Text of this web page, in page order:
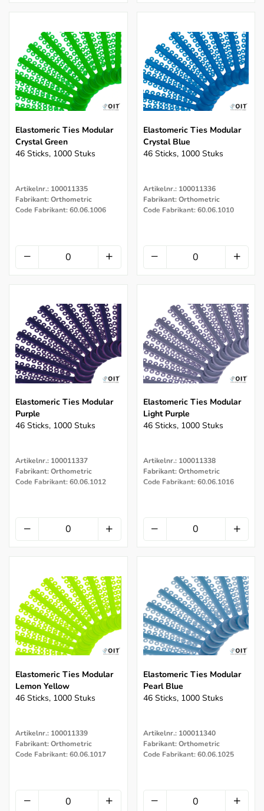
Elastomeric Ties Modular
Crystal Green
46 Sticks, 1000 Stuks
Artikelnr.: 100011335
Fabrikant: Orthometric
Code Fabrikant: 60.06.1006
Elastomeric Ties Modular
Crystal Blue
46 Sticks, 1000 Stuks
Artikelnr.: 100011336
Fabrikant: Orthometric
Code Fabrikant: 60.06.1010
Elastomeric Ties Modular
Purple
46 Sticks, 1000 Stuks
Artikelnr.: 100011337
Fabrikant: Orthometric
Code Fabrikant: 60.06.1012
Elastomeric Ties Modular
Light Purple
46 Sticks, 1000 Stuks
Artikelnr.: 100011338
Fabrikant: Orthometric
Code Fabrikant: 60.06.1016
Elastomeric Ties Modular
Lemon Yellow
46 Sticks, 1000 Stuks
Artikelnr.: 100011339
Fabrikant: Orthometric
Code Fabrikant: 60.06.1017
Elastomeric Ties Modular
Pearl Blue
46 Sticks, 1000 Stuks
Artikelnr.: 100011340
Fabrikant: Orthometric
Code Fabrikant: 60.06.1025